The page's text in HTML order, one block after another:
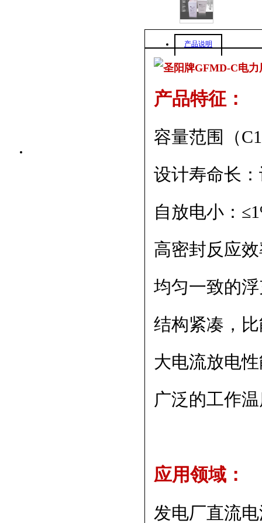
产品说明
产品特征：
容量范围（
设计寿命长
自放电小：
高密封反应
均匀一致的
结构紧凑，
大电流放电
广泛的工作
应用领域：
发电厂直流